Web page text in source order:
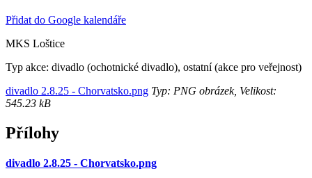
Přidat do Google kalendáře
MKS Loštice
Typ akce: divadlo (ochotnické divadlo), ostatní (akce pro veřejnost)
divadlo 2.8.25 - Chorvatsko.png Typ: PNG obrázek, Velikost:
545.23 kB
Přílohy
divadlo 2.8.25 - Chorvatsko.png